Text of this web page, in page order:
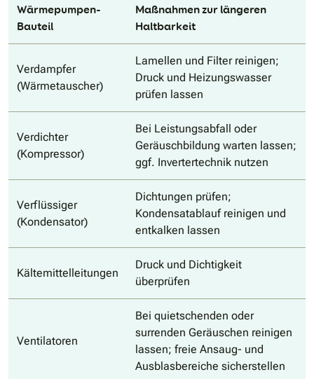
Wärmepumpen-
Bauteil
Maßnahmen zur längeren
Haltbarkeit
Verdampfer
(Wärmetauscher)
Lamellen und Filter reinigen;
Druck und Heizungswasser
prüfen lassen
Verdichter
(Kompressor)
Bei Leistungsabfall oder
Geräuschbildung warten lassen;
ggf. Invertertechnik nutzen
Verflüssiger
(Kondensator)
Dichtungen prüfen;
Kondensatablauf reinigen und
entkalken lassen
Kältemittelleitungen
Druck und Dichtigkeit
überprüfen
Ventilatoren
Bei quietschenden oder
surrenden Geräuschen reinigen
lassen; freie Ansaug- und
Ausblasbereiche sicherstellen